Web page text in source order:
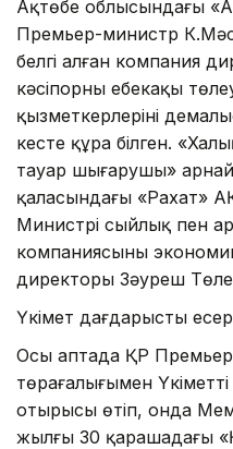
Ақтөбе облысындағы
Премьер-министр
белгі алған компания
кәсіпорны еңбекақы
қызметкерлерінің
кесте құра білген.
тауар шығарушы»
қаласындағы «Рахат»
Министрі сыйлық пен
компаниясының
директоры Зәуреш
Үкімет дағдарысты
Осы аптада ҚР Премьер-
төрағалығымен
отырысы өтіп, онда
жылғы 30 қарашадағы